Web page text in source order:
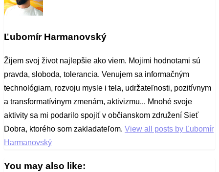
Ľubomír Harmanovský
Žijem svoj život najlepšie ako viem. Mojimi hodnotami sú
pravda, sloboda, tolerancia. Venujem sa informačným
technológiam, rozvoju mysle i tela, udržateľnosti, pozitívnym
a transformatívinym zmenám, aktivizmu... Mnohé svoje
aktivity sa mi podarilo spojiť v občianskom združení Sieť
Dobra, ktorého som zakladateľom. View all posts by Ľubomír
Harmanovský
You may also like: